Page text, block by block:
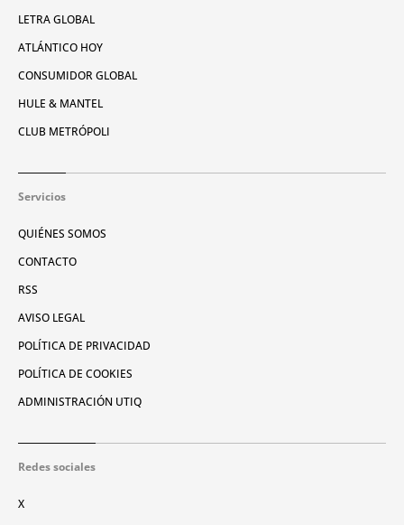
LETRA GLOBAL
ATLÁNTICO HOY
CONSUMIDOR GLOBAL
HULE & MANTEL
CLUB METRÓPOLI
Servicios
QUIÉNES SOMOS
CONTACTO
RSS
AVISO LEGAL
POLÍTICA DE PRIVACIDAD
POLÍTICA DE COOKIES
ADMINISTRACIÓN UTIQ
Redes sociales
X